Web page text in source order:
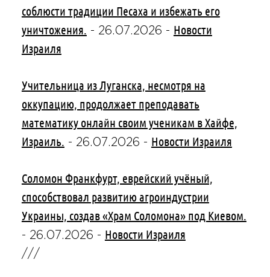
соблюсти традиции Песаха и избежать его
уничтожения. - 26.07.2026 - Новости
Израиля
Учительница из Луганска, несмотря на
оккупацию, продолжает преподавать
математику онлайн своим ученикам в Хайфе,
Израиль. - 26.07.2026 - Новости Израиля
Соломон Франкфурт, еврейский учёный,
способствовал развитию агроиндустрии
Украины, создав «Храм Соломона» под Киевом.
- 26.07.2026 - Новости Израиля
///